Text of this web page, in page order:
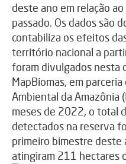
deste ano em relação
passado. Os dados são
contabiliza os efeitos
território nacional a
foram divulgados nesta
MapBiomas, em
Ambiental da Amazônia
meses de 2022, o total
detectados na reserva
primeiro bimestre deste
atingiram 211 hectares